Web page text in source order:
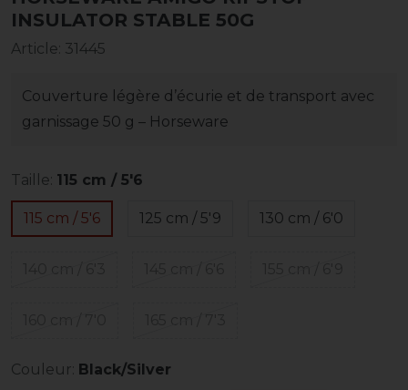
INSULATOR STABLE 50G
Article: 31445
Couverture légère d’écurie et de transport avec
garnissage 50 g – Horseware
Taille: 115 cm / 5'6
115 cm / 5'6 125 cm / 5'9 130 cm / 6'0
Couleur: Black/Silver